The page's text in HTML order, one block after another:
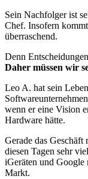
Sein Nachfolger ist
Chef. Insofern
überraschend.
Denn
Daher müssen wir
Leo A. hat sein
wenn er eine Vision
Hardware hätte.
Gerade das Geschäft
diesen Tagen sehr
iGeräten und Google
Markt.